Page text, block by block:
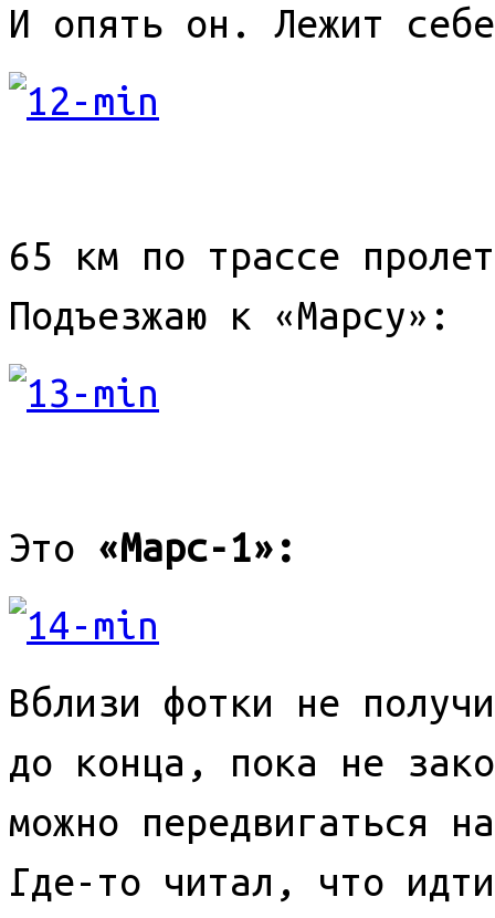
И опять он. Лежит
65 км по трассе
Подъезжаю к «Марсу»:
Это «Марс-1»:
Вблизи фотки не
до конца, пока не
можно передвигаться
Где-то читал, что